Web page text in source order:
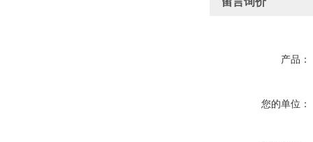
产品：
您的单位：